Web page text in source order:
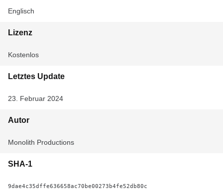
Englisch
Lizenz
Kostenlos
Letztes Update
23. Februar 2024
Autor
Monolith Productions
SHA-1
9dae4c35dffe636658ac70be00273b4fe52db80c